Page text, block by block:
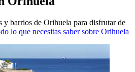
y barrios de Orihuela para disfrutar de
lo que necesitas saber sobre Orihuela